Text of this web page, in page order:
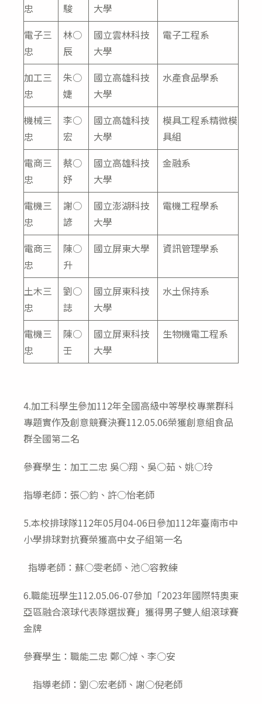
忠
駿
大學
電子三
忠
林○
辰
國立雲林科技
大學
電子工程系
加工三
忠
朱○
婕
國立高雄科技
大學
水產食品學系
機械三
忠
李○
宏
國立高雄科技
大學
模具工程系精微模
具組
電商三
忠
蔡○
妤
國立高雄科技
大學
金融系
電機三
忠
謝○
諺
國立澎湖科技
大學
電機工程學系
電商三
忠
陳○
升
國立屏東大學 資訊管理學系
土木三
忠
劉○
誌
國立屏東科技
大學
水土保持系
電機三
忠
陳○
壬
國立屏東科技
大學
生物機電工程系
4.加工科學生參加112年全國高級中等學校專業群科
專題實作及創意競賽決賽112.05.06榮獲創意組食品
群全國第二名
參賽學生：加工二忠 吳○翔、吳○茹、姚○玲
指導老師：張○鈞、許○怡老師
5.本校排球隊112年05月04-06日參加112年臺南市中
小學排球對抗賽榮獲高中女子組第一名
指導老師：蘇○雯老師、池○容教練
6.職能班學生112.05.06-07參加「2023年國際特奧東
亞區融合滾球代表隊選拔賽」獲得男子雙人組滾球賽
金牌
參賽學生：職能二忠 鄭○焯、李○安
指導老師：劉○宏老師、謝○倪老師